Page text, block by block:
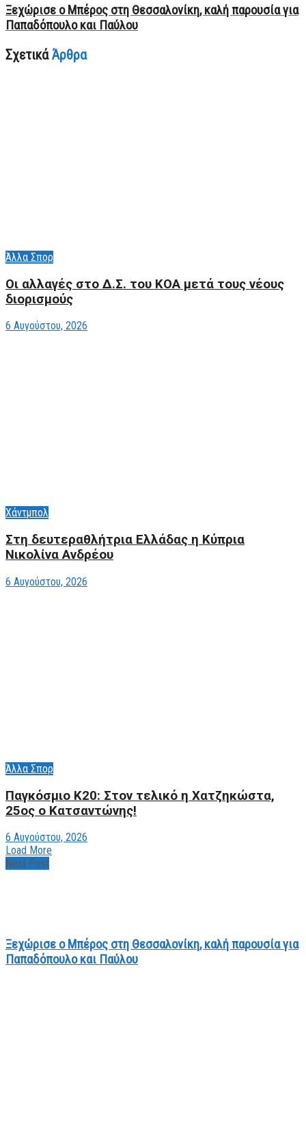
Ξεχώρισε ο Μπέρος στη Θεσσαλονίκη, καλή παρουσία για
Παπαδόπουλο και Παύλου
ΣχετικάΆρθρα
Άλλα Σπορ
Οι αλλαγές στο Δ.Σ. του ΚΟΑ μετά τους νέους
διορισμούς
6 Αυγούστου, 2026
Χάντμπολ
Στη δευτεραθλήτρια Ελλάδας η Κύπρια
Νικολίνα Ανδρέου
6 Αυγούστου, 2026
Άλλα Σπορ
Παγκόσμιο Κ20: Στον τελικό η Χατζηκώστα,
25ος ο Κατσαντώνης!
6 Αυγούστου, 2026
Load More
Next Post
Ξεχώρισε ο Μπέρος στη Θεσσαλονίκη, καλή παρουσία για
Παπαδόπουλο και Παύλου